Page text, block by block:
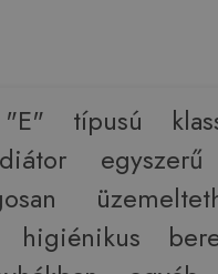
típusú
higiénikus